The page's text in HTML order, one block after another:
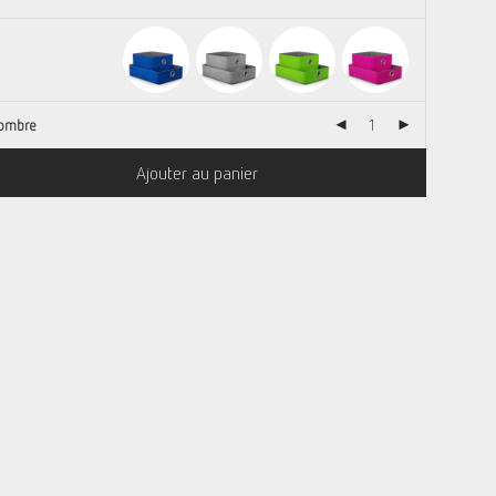
Ajouter au panier